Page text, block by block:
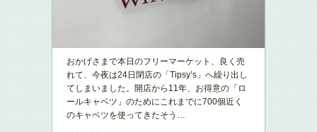
おかげさまで本日のフリーマーケット、良く売
れて、今夜は24日閉店の「Tipsy’s」へ繰り出し
てしまいました。開店から11年、お得意の「ロ
ールキャベツ」のためにこれまでに700個近く
のキャベツを使ってきたそう …